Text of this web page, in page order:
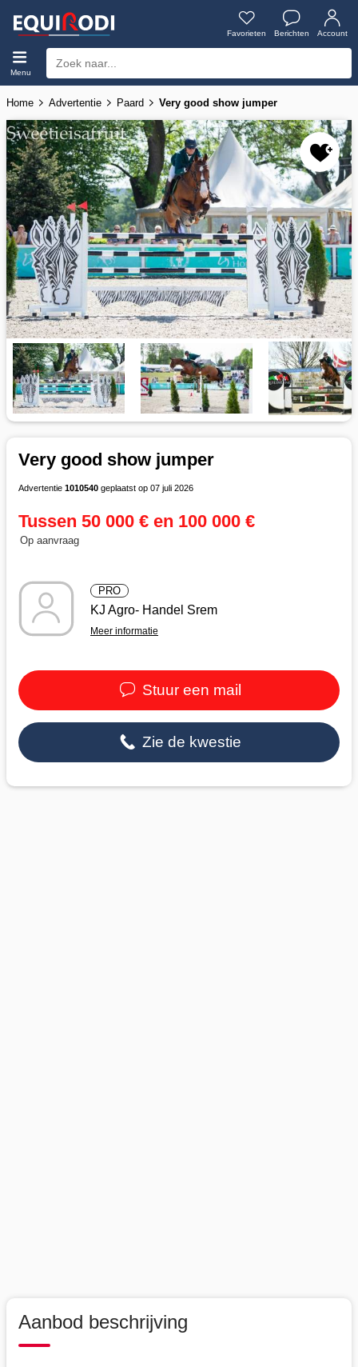
Favorieten Berichten Account
Menu
Home Advertentie Paard Very good show jumper
Very good show jumper
Advertentie 1010540 geplaatst op 07 juli 2026
Tussen 50 000 € en 100 000 €
Op aanvraag
PRO
KJ Agro- Handel Srem
Meer informatie
Stuur een mail
Zie de kwestie
Aanbod beschrijving